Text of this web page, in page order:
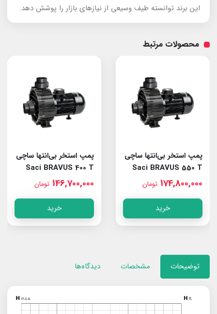
این برند توانسته طیف وسیعی از نیازهای بازار را پوشش دهد.
محصولات مرتبط
پمپ استخر بی‌انتها ساچی
Saci BRAVUS 550 T
174,800,000 تومان
خرید
پمپ استخر بی‌انتها ساچی
Saci BRAVUS 400 T
146,700,000 تومان
خرید
توضیحات مشخصات دیدگاه‌ها